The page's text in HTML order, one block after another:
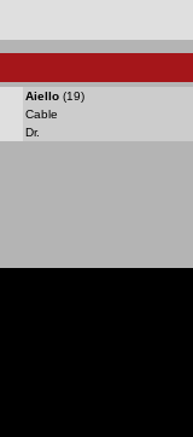
Aiello (19)
Cable
Dr.